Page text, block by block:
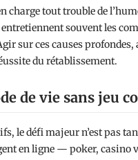
charge tout trouble de
souvent les
sur ces causes profondes,
du rétablissement.
de vie sans jeu
le défi majeur n’est pas
en ligne — poker,